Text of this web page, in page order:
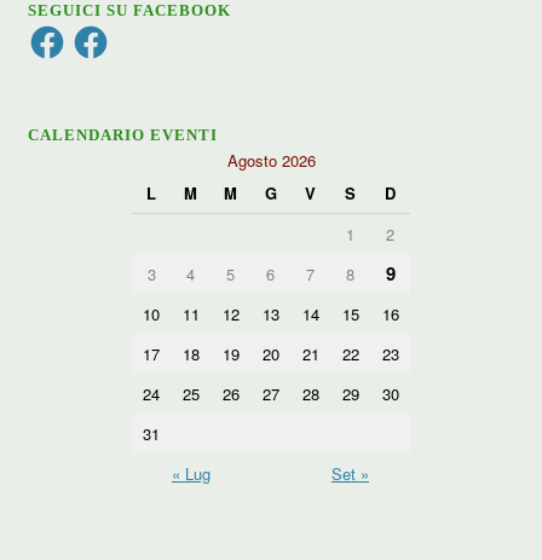
SEGUICI SU FACEBOOK
FacebookFacebook
CALENDARIO EVENTI
Agosto 2026
L
M M G V S
D
1
2
3
4 5 6 7 8 9
10 11 12 13 14 15
16
17
18 19 20 21 22
23
24
25 26 27 28 29
30
31
« Lug
Set »